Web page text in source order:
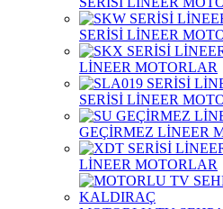
SERİSİ LİNEER
LİNEER MOTORLAR
SERİSİ LİNEER
GEÇİRMEZ LİNEER
LİNEER MOTORLAR